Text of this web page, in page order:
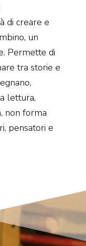
di creare e
un
Permette di
tra storie e
lettura,
non forma
pensatori e